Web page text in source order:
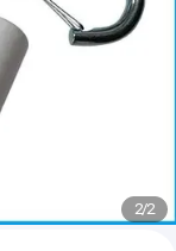
2/2